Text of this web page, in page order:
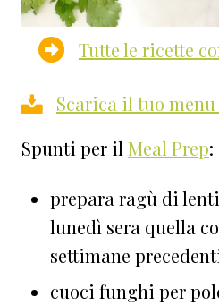
Tutte le ricette
Scarica il tuo
Spunti per il Meal Prep:
prepara ragù di
lunedì sera quella
settimane
cuoci funghi per